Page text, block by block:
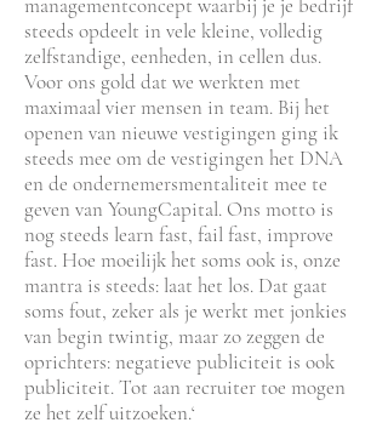
managementconcept waarbij je je bedrijf
steeds opdeelt in vele kleine, volledig
zelfstandige, eenheden, in cellen dus.
Voor ons gold dat we werkten met
maximaal vier mensen in team. Bij het
openen van nieuwe vestigingen ging ik
steeds mee om de vestigingen het DNA
en de ondernemersmentaliteit mee te
geven van YoungCapital. Ons motto is
nog steeds learn fast, fail fast, improve
fast. Hoe moeilijk het soms ook is, onze
mantra is steeds: laat het los. Dat gaat
soms fout, zeker als je werkt met jonkies
van begin twintig, maar zo zeggen de
oprichters: negatieve publiciteit is ook
publiciteit. Tot aan recruiter toe mogen
ze het zelf uitzoeken.‘